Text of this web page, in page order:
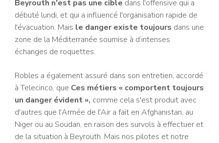
Beyrouth n'est pas une cible dans l'offensive qui a
débuté lundi, et qui a influencé l'organisation rapide de
l'évacuation. Mais le danger existe toujours dans une
zone de la Méditerranée soumise à d’intenses
échanges de roquettes.
Robles a également assuré dans son entretien, accordé
à Telecinco, que Ces métiers « comportent toujours
un danger évident », comme cela s'est produit avec
d'autres que l'Armée de l'Air a fait en Afghanistan, au
Niger ou au Soudan, en raison des survols à effectuer et
de la situation à Beyrouth. Mais nos pilotes et notre